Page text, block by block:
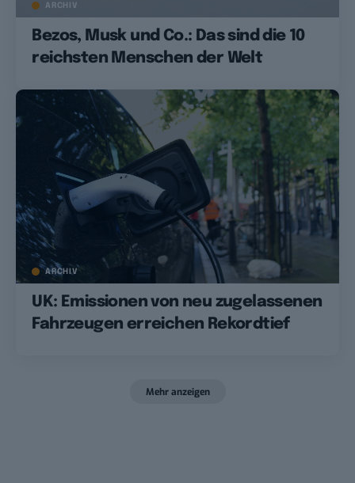
ARCHIV
Bezos, Musk und Co.: Das sind die 10
reichsten Menschen der Welt
ARCHIV
UK: Emissionen von neu zugelassenen
Fahrzeugen erreichen Rekordtief
Mehr anzeigen